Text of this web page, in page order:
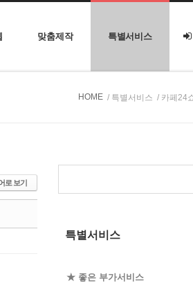
맞춤제작 특별서비스
HOME / 특별서비스 / 카페24
로 보기
특별서비스
★ 좋은 부가서비스